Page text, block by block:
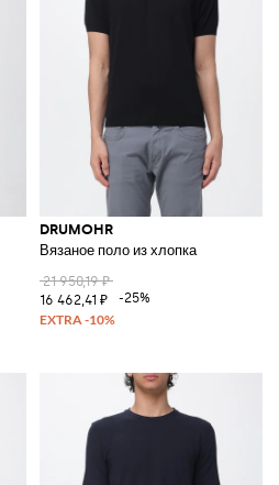
DRUMOHR
Вязаное поло из хлопка
21 950,19 ₽
16 462,41 ₽
-25%